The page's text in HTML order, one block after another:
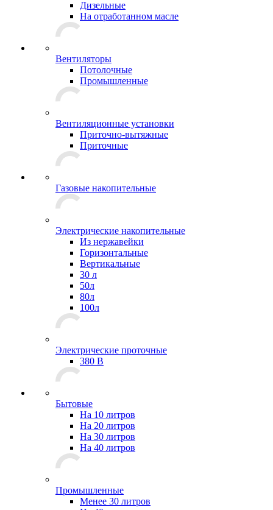
Дизельные
На отработанном масле
Вентиляторы
Потолочные
Промышленные
Вентиляционные установки
Приточно-вытяжные
Приточные
Газовые накопительные
Электрические накопительные
Из нержавейки
Горизонтальные
Вертикальные
30 л
50л
80л
100л
Электрические проточные
380 В
Бытовые
На 10 литров
На 20 литров
На 30 литров
На 40 литров
Промышленные
Менее 30 литров